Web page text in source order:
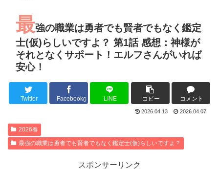
同盟、帝国、フェザーン。生まれるなら何処がいいか問題！
最強の職業は勇者でも賢者でもなく鑑定
士(仮)らしいですよ？ 第1話 感想：神様が
それとなくサポート！エルフさんがいれば
安心！
Twitter Facebook0 LINE コピー コメント
2026.04.13 2026.04.07
2026春
最強の職業は勇者でも賢者でもなく鑑定士(仮)らしいですよ？
スポンサーリンク